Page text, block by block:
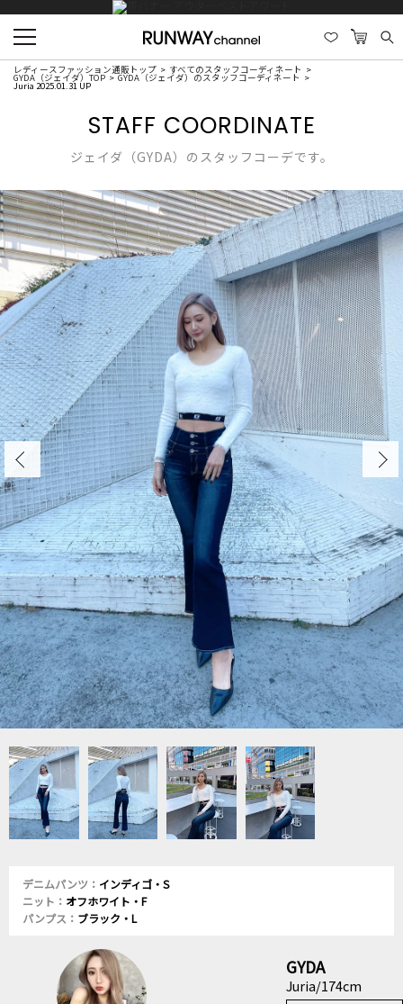
レディースファッション通販トップ すべてのスタッフコーディネート
GYDA（ジェイダ）TOP GYDA（ジェイダ）のスタッフコーディネート
Juria 2025.01.31 UP
STAFF COORDINATE
ジェイダ（GYDA）のスタッフコーデです。
デニムパンツ： インディゴ・S
ニット： オフホワイト・F
パンプス： ブラック・L
GYDA
Juria/174cm